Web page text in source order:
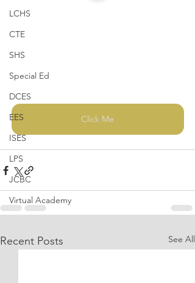
LCHS
CTE
SHS
Special Ed
DCES
EES
ISES
LPS
JCBC
Virtual Academy
Click Me
Recent Posts See All